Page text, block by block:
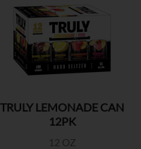
TRULY LEMONADE CAN
12PK
12 OZ